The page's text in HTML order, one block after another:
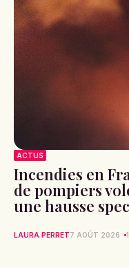
ACTUS
Incendies en
de pompiers
une hausse
LAURA PERRET7 AOÛT 2026